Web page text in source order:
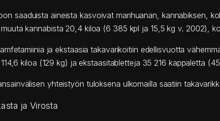
saaduista aineista kasvoivat marihuanan, kannabiksen,
kannabista 20,4 kiloa (6 385 kpl ja 15,5 kg v. 2002),
ja ekstaasia takavarikoitiin edellisvuotta
kiloa (129 kg) ja ekstaasitabletteja 35 216 kappaletta
yhteistyön tuloksena ulkomailla saatiin
ja Virosta